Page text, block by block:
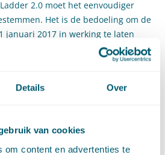
Details Over
van cookies
om content en advertenties te
2.0 moet het eenvoudiger
Het is de bedoeling om de
januari 2017 in werking te laten
van de Omgevingswet.
de eerste trede van de Ladder flexibel
flexibele planning